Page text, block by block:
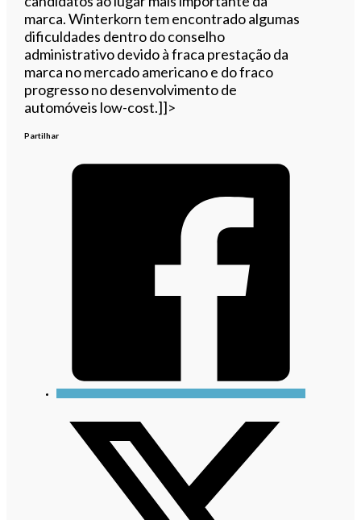
marca. Winterkorn tem encontrado algumas
dificuldades dentro do conselho
administrativo devido à fraca prestação da
marca no mercado americano e do fraco
progresso no desenvolvimento de
automóveis low-cost.]]>
Partilhar